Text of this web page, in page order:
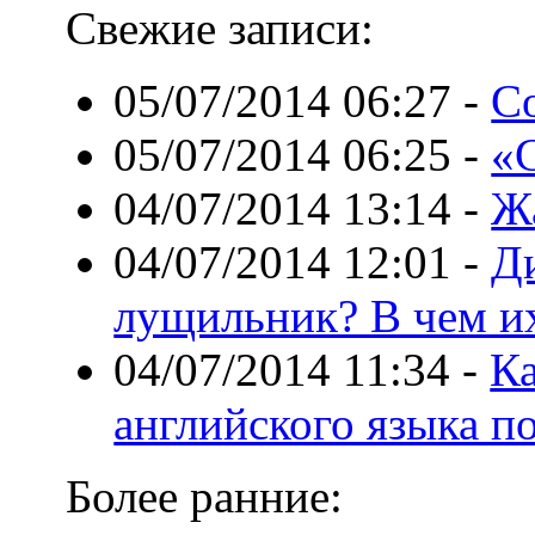
Свежие записи:
05/07/2014 06:27 -
05/07/2014 06:25 -
04/07/2014 13:14 -
04/07/2014 12:01 -
лущильник? В чем
04/07/2014 11:34 -
английского языка
Более ранние: